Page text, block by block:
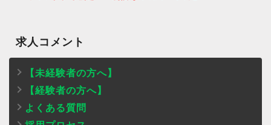
求人コメント
【未経験者の方へ】
【経験者の方へ】
よくある質問